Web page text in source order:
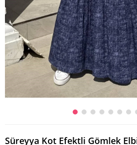
Süreyya Kot Efektli Gömlek